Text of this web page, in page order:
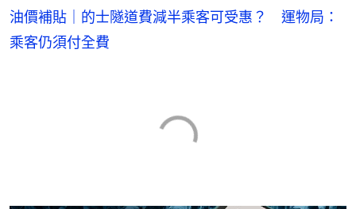
油價補貼｜的士隧道費減半乘客可受惠？ 運物局：
乘客仍須付全費